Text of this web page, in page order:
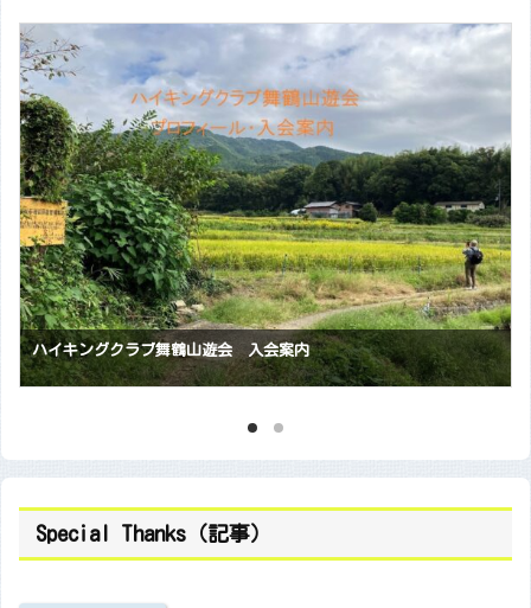
ハイキングクラブ舞鶴山遊会 入会案内
Special Thanks（記事）